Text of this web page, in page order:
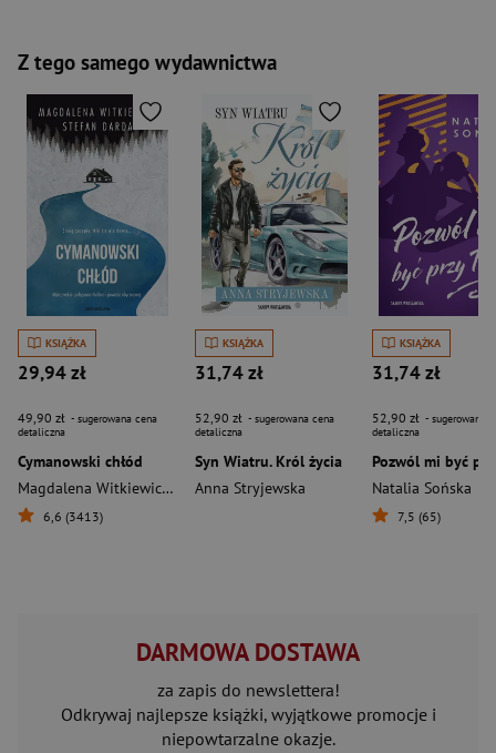
Z tego samego wydawnictwa
KSIĄŻKA
29,94 zł
49,90 zł - sugerowana cena
detaliczna
Cymanowski chłód
Magdalena Witkiewicz, Stefan Darda
6,6 (3413)
KSIĄŻKA
31,74 zł
52,90 zł - sugerowana cena
detaliczna
Syn Wiatru. Król życia
Anna Stryjewska
KSIĄŻKA
31,74 zł
52,90 zł - sugerowana
detaliczna
Natalia Sońska
7,5 (65)
DARMOWA DOSTAWA
za zapis do newslettera!
Odkrywaj najlepsze książki, wyjątkowe promocje i
niepowtarzalne okazje.